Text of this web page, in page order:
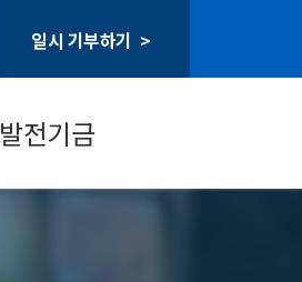
일시 기부하기 >
발전기금